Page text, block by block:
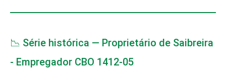
📉 Série histórica — Proprietário de Saibreira
- Empregador CBO 1412-05